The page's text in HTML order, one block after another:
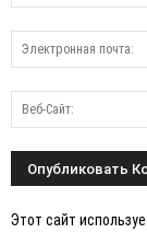
Этот сайт